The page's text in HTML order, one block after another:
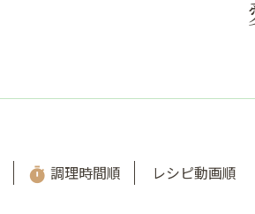
timer 調理時間順 レシピ動画順